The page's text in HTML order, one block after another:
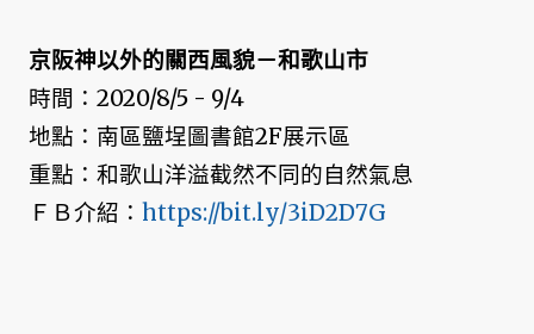
京阪神以外的關西風貌－和歌山市
時間：2020/8/5 - 9/4
地點：南區鹽埕圖書館2F展示區
重點：和歌山洋溢截然不同的自然氣息
ＦＢ介紹： https://bit.ly/3iD2D7G